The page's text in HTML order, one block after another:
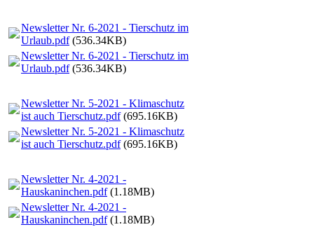
Newsletter Nr. 6-2021 - Tierschutz im
Urlaub.pdf(536.34KB)
Newsletter Nr. 6-2021 - Tierschutz im
Urlaub.pdf(536.34KB)
Newsletter Nr. 5-2021 - Klimaschutz
ist auch Tierschutz.pdf(695.16KB)
Newsletter Nr. 5-2021 - Klimaschutz
ist auch Tierschutz.pdf(695.16KB)
Newsletter Nr. 4-2021 -
Hauskaninchen.pdf(1.18MB)
Newsletter Nr. 4-2021 -
Hauskaninchen.pdf(1.18MB)